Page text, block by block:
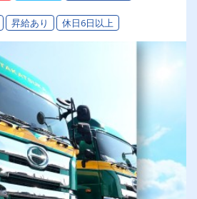
昇給あり 休日6日以上